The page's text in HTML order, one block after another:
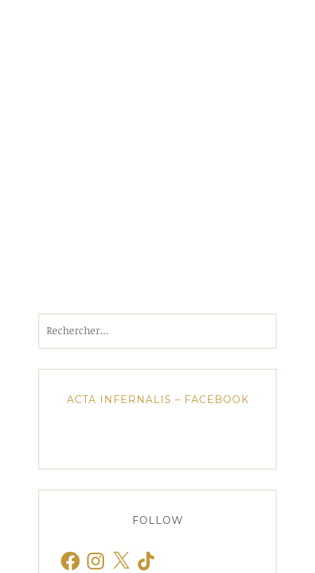
ACTA INFERNALIS – FACEBOOK
FOLLOW
FacebookInstagram
X TikTok